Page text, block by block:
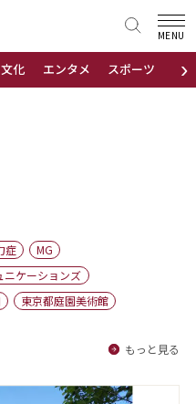
›
化 エンタメ スポーツ 地域
MENU
症
MG
ニケーションズ
東京都庭園美術館
もっと見る